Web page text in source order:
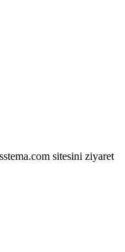
sitesini ziyaret